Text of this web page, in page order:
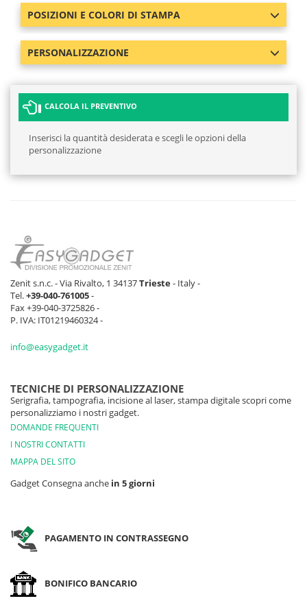
291 pz 309 pz 1264 pz 1059
BIANCO
OTTICO
1778 pz 4744 pz 4767 pz 2439
POSIZIONI E COLORI DI STAMPA
PERSONALIZZAZIONE
CALCOLA IL PREVENTIVO
Inserisci la quantità desiderata e scegli le opzioni della
personalizzazione
Zenit s.n.c. - Via Rivalto, 1 34137Trieste- Italy -
Tel.+39-040-761005-
Fax +39-040-3725826 -
P. IVA: IT01219460324 -
info@easygadget.it
TECNICHE DI PERSONALIZZAZIONE
Serigrafia, tampografia, incisione al laser, stampa digitale scopri come
personalizziamo i nostri gadget.
DOMANDE FREQUENTI
I NOSTRI CONTATTI
MAPPA DEL SITO
Gadget Consegna anche in 5 giorni
PAGAMENTO IN CONTRASSEGNO
BONIFICO BANCARIO